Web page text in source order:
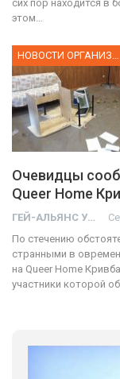
сих пор находится в
этом…
НОВОСТИ ОРГАНИЗАЦИИ
Очевидцы
Queer Home
ГЕЙ-АЛЬЯНС УКРАИНА
По стечению
странными в
на Queer Home
участники которой